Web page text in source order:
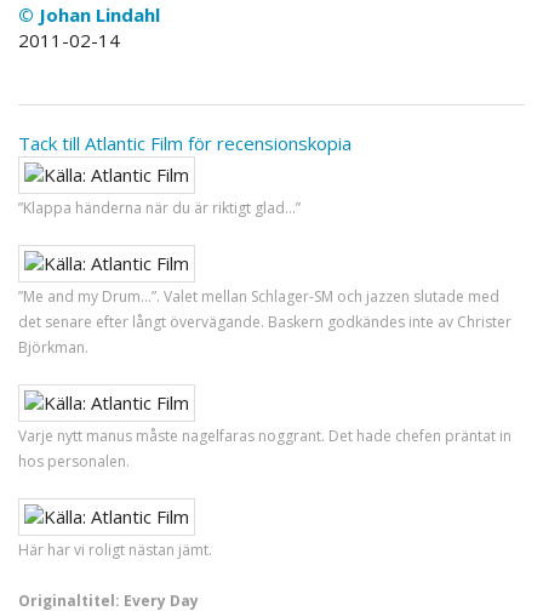
© Johan Lindahl
2011-02-14
Tack till Atlantic Film för recensionskopia
”Klappa händerna när du är riktigt glad...”
”Me and my Drum...”. Valet mellan Schlager-SM och jazzen slutade med
det senare efter långt övervägande. Baskern godkändes inte av Christer
Björkman.
Varje nytt manus måste nagelfaras noggrant. Det hade chefen präntat in
hos personalen.
Här har vi roligt nästan jämt.
Originaltitel: Every Day